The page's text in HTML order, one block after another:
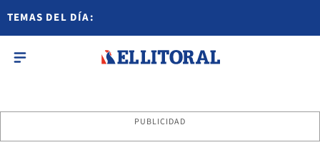
TEMAS DEL DÍA:
PUBLICIDAD